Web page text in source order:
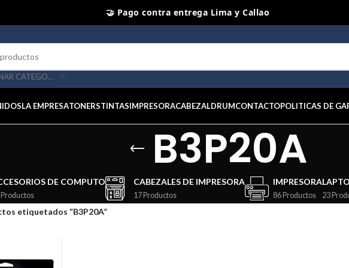
🤝 Pago contra entrega Lima y Callao
SELECCIONAR CATEGORÍA
LA EMPRESATONERSTINTASIMPRESORACABEZALDRUMCONTACTOPOLITICAS DE
B3P20A
DE COMPUTO
Productos
CABEZALES DE IMPRESORA
17 Productos
IMPRESORA
86 Productos 23
etiquetados “B3P20A”